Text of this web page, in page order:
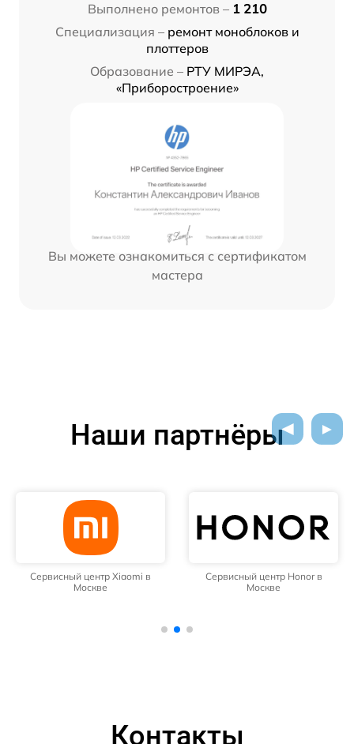
Выполнено ремонтов – 1 210
Специализация – ремонт моноблоков и
плоттеров
Образование – РТУ МИРЭА,
«Приборостроение»
Вы можете ознакомиться с сертификатом
мастера
Наши партнёры
Сервисный центр Xiaomi в
Москве
Сервисный центр Honor в
Москве
Контакты